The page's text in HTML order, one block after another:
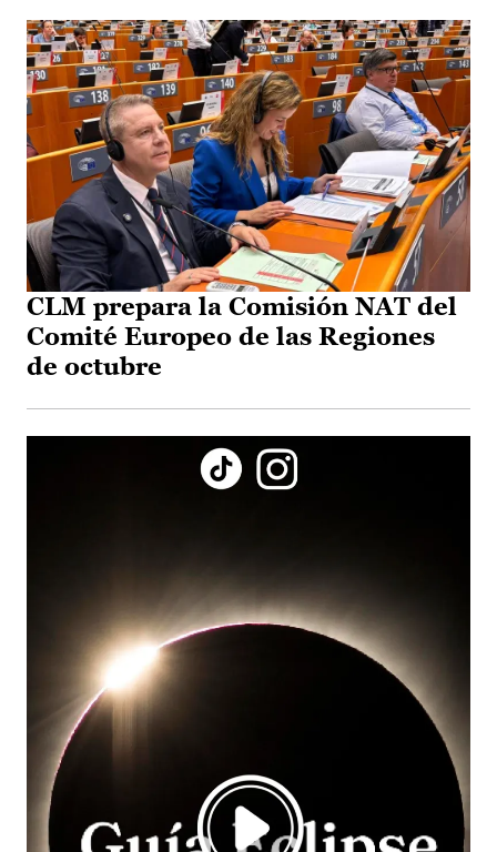
CLM prepara la Comisión NAT del
Comité Europeo de las Regiones
de octubre